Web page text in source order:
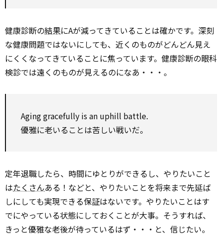
健康診断の結果にAが減ってきていることは確かです。深刻
な健康問題ではないにしても、近くのものがどんどん見え
にくくなってきていることに焦っています。健康診断の眼科
検診では遠くのものが見えるのになあ・・・。
Aging gracefully is an uphill battle.
優雅に老いることは苦しい戦いだ。
定年退職したら、時間にゆとりができるし、やりたいこと
はたくさんある！などと、やりたいことを将来まで先延ば
しにしても実現できる保証はないです。やりたいことはす
でにやっている状態にしておくことが大事。そうすれば、
きっと優雅な老後が待っているはず・・・と、信じたい。